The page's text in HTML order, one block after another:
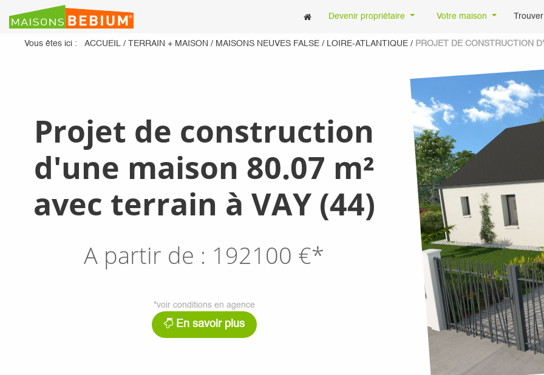
Devenir propriétaire Votre maison
Vous êtes ici : ACCUEIL / TERRAIN + MAISON / MAISONS NEUVES FALSE / LOIRE-ATLANTIQUE / PROJET DE CONSTRUCTION
Projet de construction
d'une maison 80.07 m²
avec terrain à VAY (44)
A partir de : 192100 €*
*voir conditions en agence
En savoir plus